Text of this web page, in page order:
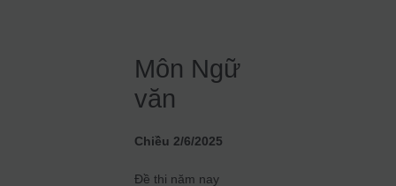
Môn Ngữ
văn
Chiều 2/6/2025
Đề thi năm nay